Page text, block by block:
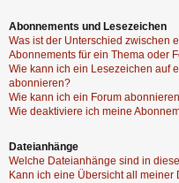
Abonnements und Lesezeichen
Was ist der Unterschied zwischen
Abonnements für ein Thema oder
Wie kann ich ein Lesezeichen auf
abonnieren?
Wie kann ich ein Forum
Wie deaktiviere ich meine
Dateianhänge
Welche Dateianhänge sind in
Kann ich eine Übersicht all